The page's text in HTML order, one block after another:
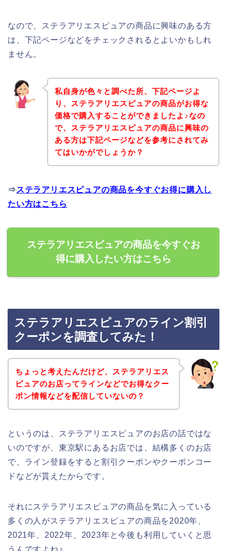
なので、ステラアリエスピュアの商品に興味のある方
は、下記ページなどをチェックされるとよいかもしれ
ません。
私自身が色々と調べた所、下記ページよ
り、ステラアリエスピュアの商品がお得な
価格で購入することができましたよ♪なの
で、ステラアリエスピュアの商品に興味の
ある方は下記ページなどを参考にされてみ
てはいかがでしょうか？
⇒ ステラアリエスピュアの商品を今すぐお得に購入し
たい方はこちら
ステラアリエスピュアの商品を今すぐお
得に購入したい方はこちら
ステラアリエスピュアのライン割引
クーポンを調査してみた！
ちょっと考えたんだけど、ステラアリエス
ピュアのお店ってラインなどでお得なクー
ポン情報などを配信していないの？
というのは、ステラアリエスピュアのお店の話ではな
いのですが、東京駅にあるお店では、結構多くのお店
で、ライン登録をすると割引クーポンやクーポンコー
ドなどが貰えたからです。
それにステラアリエスピュアの商品を気に入っている
多くの人がステラアリエスピュアの商品を2020年、
2021年、2022年、2023年と今後も利用していくと思
うんですよね♪